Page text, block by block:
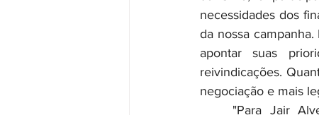
necessidades dos
da nossa
apontar suas
reivindicações.
negociação e mais